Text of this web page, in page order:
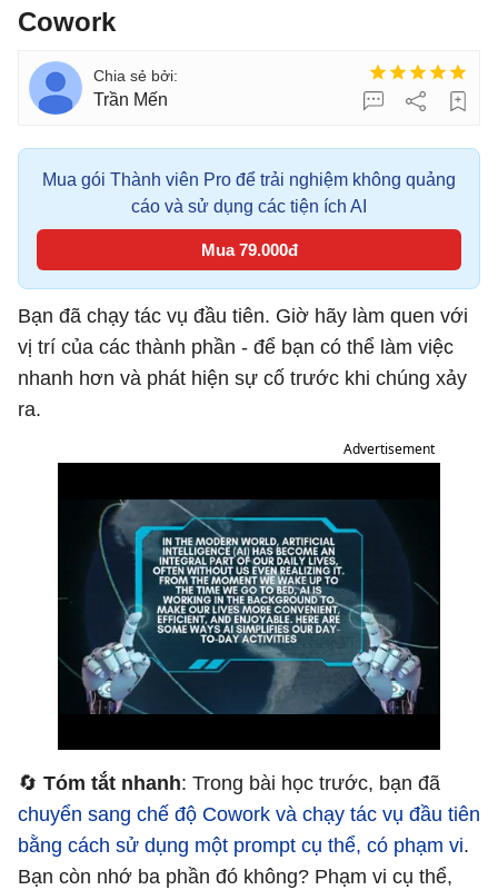
Cowork
Trần Mến
Mua gói Thành viên Pro để trải nghiệm không quảng
cáo và sử dụng các tiện ích AI
Mua 79.000đ
Bạn đã chạy tác vụ đầu tiên. Giờ hãy làm quen với
vị trí của các thành phần - để bạn có thể làm việc
nhanh hơn và phát hiện sự cố trước khi chúng xảy
ra.
Advertisement
🔄 Tóm tắt nhanh: Trong bài học trước, bạn đã
chuyển sang chế độ Cowork và chạy tác vụ đầu tiên
bằng cách sử dụng một prompt cụ thể, có phạm vi.
Bạn còn nhớ ba phần đó không? Phạm vi cụ thể,